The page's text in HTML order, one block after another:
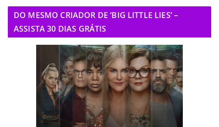
DO MESMO CRIADOR DE ‘BIG LITTLE LIES’ –
ASSISTA 30 DIAS GRÁTIS